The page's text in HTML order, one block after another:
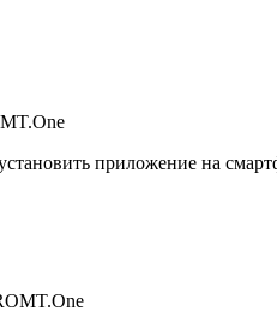
приложение на